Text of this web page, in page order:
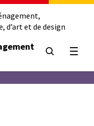
d’art et de design